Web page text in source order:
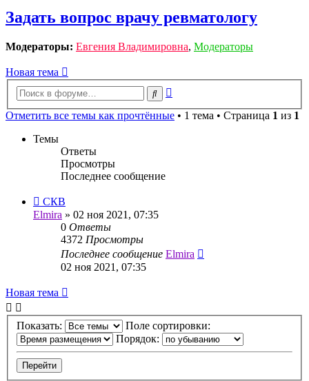
Задать вопрос врачу ревматологу
Модераторы: Евгения Владимировна, Модераторы
Новая тема
Поиск
Отметить все темы как прочтённые • 1 тема • Страница 1 из 1
Темы
Ответы
Просмотры
Последнее сообщение
СКВ
Elmira » 02 ноя 2021, 07:35
0 Ответы
4372 Просмотры
Последнее сообщение Elmira
02 ноя 2021, 07:35
Новая тема
Показать:
Поле сортировки:
Порядок: